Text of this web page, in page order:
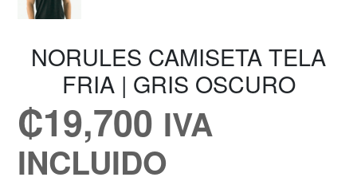
NORULES CAMISETA TELA
FRIA | GRIS OSCURO
₡19,700 IVA
INCLUIDO